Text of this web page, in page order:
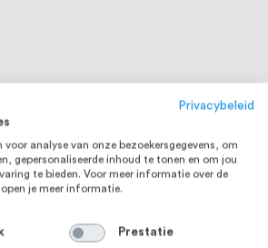
Privacybeleid
voor analyse van onze bezoekersgegevens, om
gepersonaliseerde inhoud te tonen en om jou
te bieden. Voor meer informatie over de
je meer informatie.
Prestatie